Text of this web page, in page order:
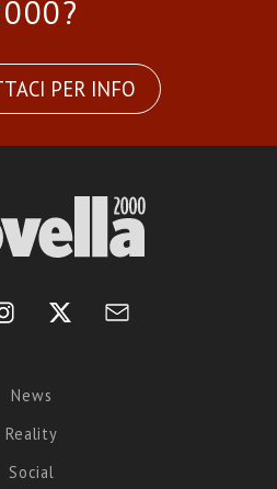
PER INFO
News
Reality
Social